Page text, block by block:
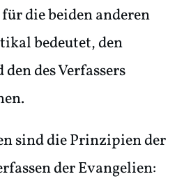
die beiden anderen
bedeutet, den
des Verfassers
sind die Prinzipien der
der Evangelien: